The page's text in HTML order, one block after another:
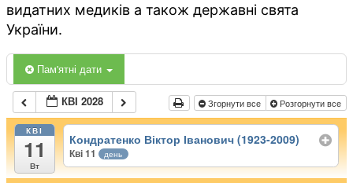
видатних медиків а також державні свята
України.
Пам'ятні дати
КВІ 2028 Згорнути все Розгорнути все
КВІ
11
Вт
Кондратенко Віктор Іванович (1923-2009)
Кві 11 день